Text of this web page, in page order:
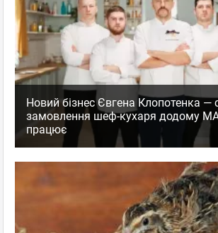
Новий бізнес Євгена Клопотенка —
замовлення шеф-кухаря додому
працює